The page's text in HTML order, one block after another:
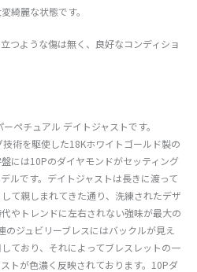
綺麗な状態です。
つような傷は無く、良好なコンディショ
ペチュアル デイトジャストです。
術を駆使した18Kホワイトゴールド製の
には10Pのダイヤモンドがセッティング
ルです。デイトジャストは長きに渡って
て親しまれてきた通り、洗練されたデザ
やトレンドに左右されない強味が最大の
ジュビリーブレスにはバックルが見え
ており、それによってブレスレットの一
トが色濃く反映されております。10Pダ